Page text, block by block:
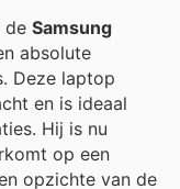
de Samsung
absolute
Deze laptop
en is ideaal
Hij is nu
op een
opzichte van de